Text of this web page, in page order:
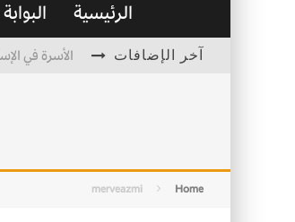
الرئيسية البوابة
آخر الإضافات الأسرة في
Home
merveazmi